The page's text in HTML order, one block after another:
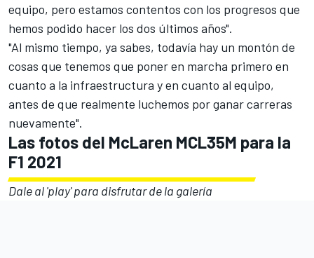
equipo, pero estamos contentos con los progresos que
hemos podido hacer los dos últimos años".
"Al mismo tiempo, ya sabes, todavía hay un montón de
cosas que tenemos que poner en marcha primero en
cuanto a la infraestructura y en cuanto al equipo,
antes de que realmente luchemos por ganar carreras
nuevamente".
Las fotos del McLaren MCL35M para la
F1 2021
Dale al 'play' para disfrutar de la galería